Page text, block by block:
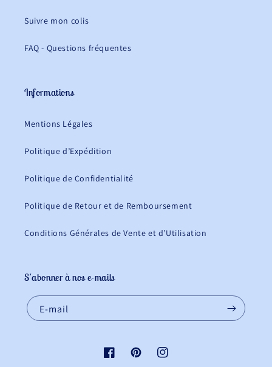
Suivre mon colis
FAQ - Questions fréquentes
Informations
Mentions Légales
Politique d’Expédition
Politique de Confidentialité
Politique de Retour et de Remboursement
Conditions Générales de Vente et d’Utilisation
S'abonner à nos e-mails
E-mail
FacebookPinterestInstagram